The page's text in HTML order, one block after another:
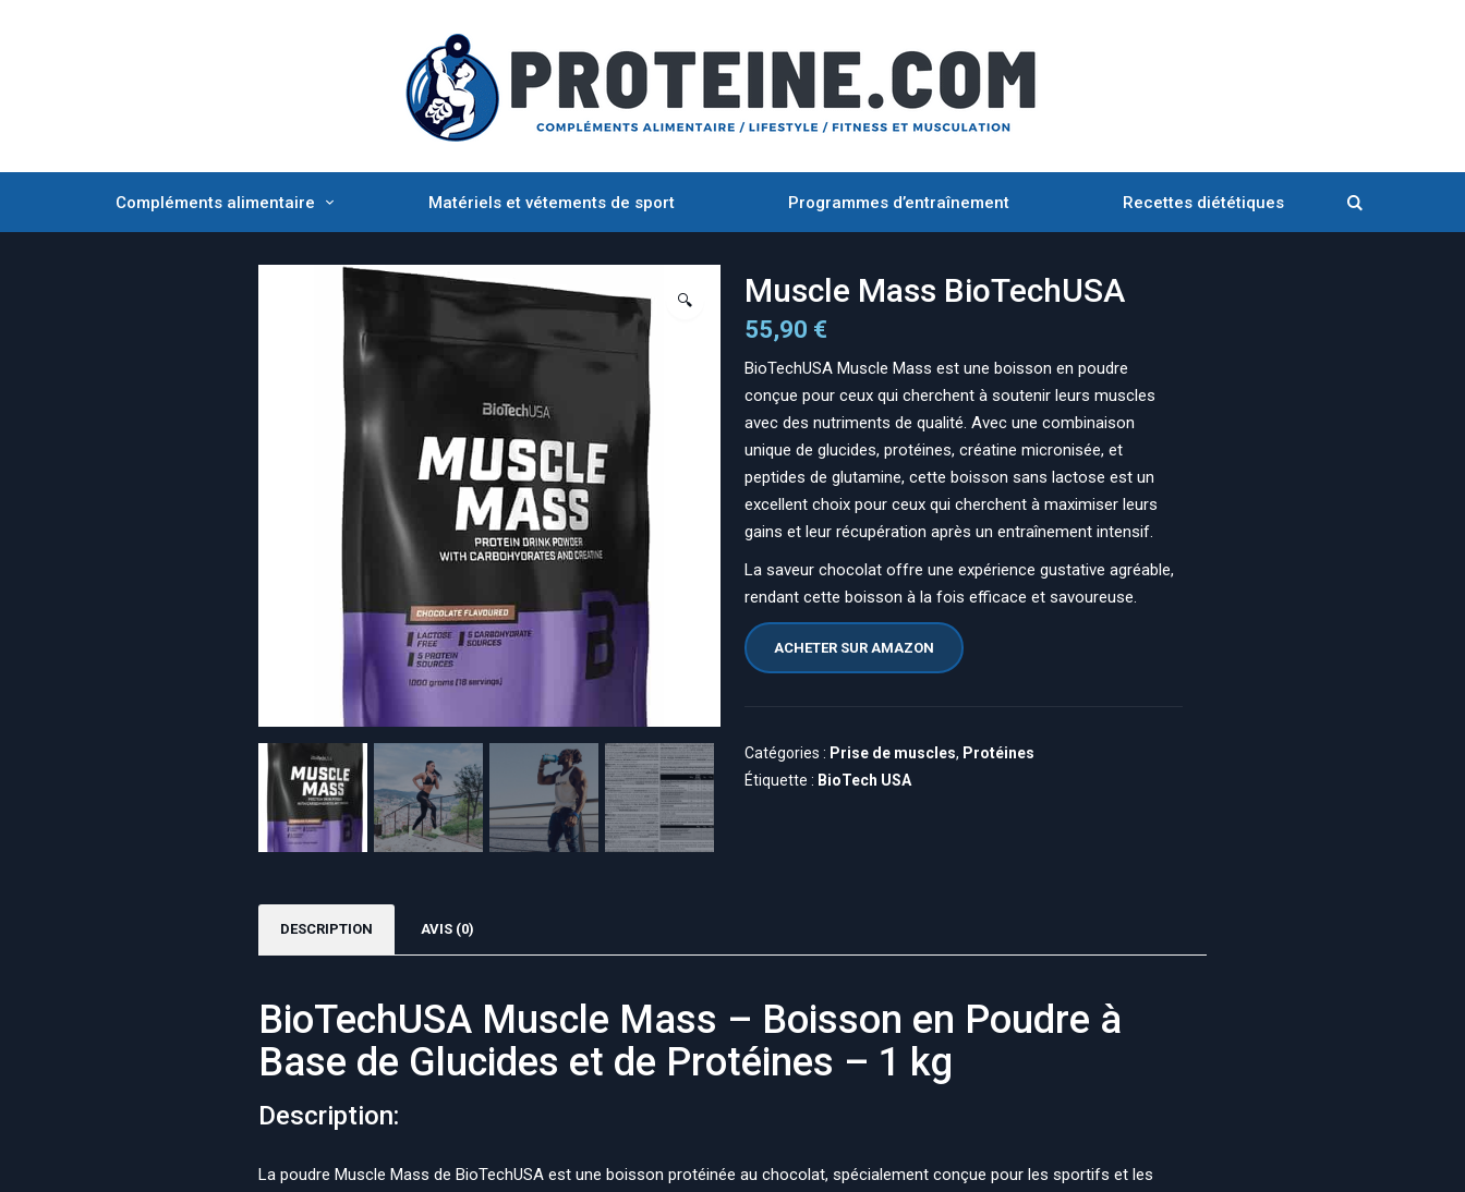
Compléments alimentaire Matériels et vétements de sport Programmes d’entraînement Recettes diététiques
🔍 Muscle Mass BioTechUSA
55,90 €
BioTechUSA Muscle Mass est une boisson en poudre
conçue pour ceux qui cherchent à soutenir leurs muscles
avec des nutriments de qualité. Avec une combinaison
unique de glucides, protéines, créatine micronisée, et
peptides de glutamine, cette boisson sans lactose est un
excellent choix pour ceux qui cherchent à maximiser leurs
gains et leur récupération après un entraînement intensif.
La saveur chocolat offre une expérience gustative agréable,
rendant cette boisson à la fois efficace et savoureuse.
ACHETER SUR AMAZON
Catégories : Prise de muscles, Protéines
Étiquette : BioTech USA
DESCRIPTION AVIS (0)
BioTechUSA Muscle Mass – Boisson en Poudre à
Base de Glucides et de Protéines – 1 kg
Description:
La poudre Muscle Mass de BioTechUSA est une boisson protéinée au chocolat, spécialement conçue pour les sportifs et les